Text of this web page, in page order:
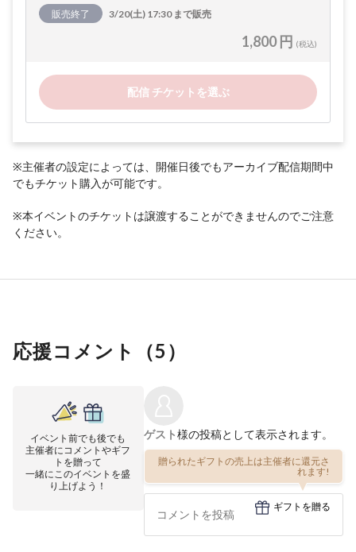
販売終了 3/20(土) 17:30 まで販売
1,800 円 (税込)
配信 チケットを選ぶ
※主催者の設定によっては、開催日後でもアーカイブ配信期間中
でもチケット購入が可能です。
※本イベントのチケットは譲渡することができませんのでご注意
ください。
応援コメント（5 ）
イベント前でも後でも
主催者にコメントやギフ
トを贈って
一緒にこのイベントを盛
り上げよう！
ゲスト様の投稿として表示されます。
贈られたギフトの売上は主催者に還元さ
れます!
ギフトを贈る